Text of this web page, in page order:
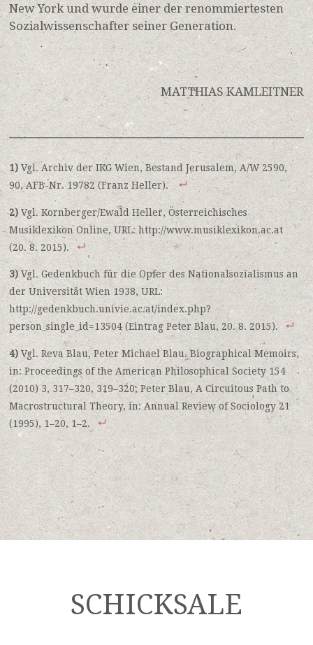
New York und wurde einer der renommiertesten
Sozialwissenschafter seiner Generation.
MATTHIAS KAMLEITNER
1) Vgl. Archiv der IKG Wien, Bestand Jerusalem, A/W 2590,
90, AFB-Nr. 19782 (Franz Heller).
2)Vgl. Kornberger/Ewald Heller, Österreichisches
Musiklexikon Online, URL: http://www.musiklexikon.ac.at
(20. 8. 2015).
3) Vgl. Gedenkbuch für die Opfer des Nationalsozialismus an
der Universität Wien 1938, URL:
http://gedenkbuch.univie.ac.at/index.php?
person_single_id=13504 (Eintrag Peter Blau, 20. 8. 2015).
4) Vgl. Reva Blau, Peter Michael Blau. Biographical Memoirs,
in: Proceedings of the American Philosophical Society 154
(2010) 3, 317–320, 319–320; Peter Blau, A Circuitous Path to
Macrostructural Theory, in: Annual Review of Sociology 21
(1995), 1–20, 1–2.
SCHICKSALE